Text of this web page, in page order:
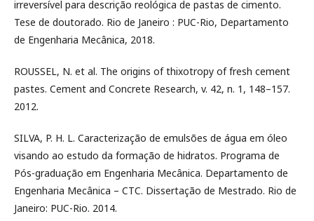
irreversível para descrição reológica de pastas de cimento.
Tese de doutorado. Rio de Janeiro : PUC-Rio, Departamento
de Engenharia Mecânica, 2018.
ROUSSEL, N. et al. The origins of thixotropy of fresh cement
pastes. Cement and Concrete Research, v. 42, n. 1, 148–157.
2012.
SILVA, P. H. L. Caracterização de emulsões de água em óleo
visando ao estudo da formação de hidratos. Programa de
Pós-graduação em Engenharia Mecânica. Departamento de
Engenharia Mecânica – CTC. Dissertação de Mestrado. Rio de
Janeiro: PUC-Rio. 2014.